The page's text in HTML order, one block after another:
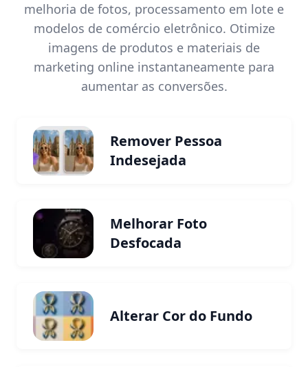
melhoria de fotos, processamento em lote e
modelos de comércio eletrônico. Otimize
imagens de produtos e materiais de
marketing online instantaneamente para
aumentar as conversões.
Remover Pessoa
Indesejada
Melhorar Foto
Desfocada
Alterar Cor do Fundo